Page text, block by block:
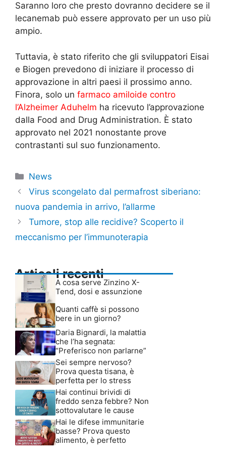
Saranno loro che presto dovranno decidere se il
lecanemab può essere approvato per un uso più
ampio.
Tuttavia, è stato riferito che gli sviluppatori Eisai
e Biogen prevedono di iniziare il processo di
approvazione in altri paesi il prossimo anno.
Finora, solo un farmaco amiloide contro
l’Alzheimer Aduhelm ha ricevuto l’approvazione
dalla Food and Drug Administration. È stato
approvato nel 2021 nonostante prove
contrastanti sul suo funzionamento.
Categorie
News
Virus scongelato dal permafrost siberiano:
nuova pandemia in arrivo, l’allarme
Tumore, stop alle recidive? Scoperto il
meccanismo per l’immunoterapia
Articoli recenti
A cosa serve Zinzino X-
Tend, dosi e assunzione
Quanti caffè si possono
bere in un giorno?
Daria Bignardi, la malattia
che l’ha segnata:
“Preferisco non parlarne”
Sei sempre nervoso?
Prova questa tisana, è
perfetta per lo stress
Hai continui brividi di
freddo senza febbre? Non
sottovalutare le cause
Hai le difese immunitarie
basse? Prova questo
alimento, è perfetto